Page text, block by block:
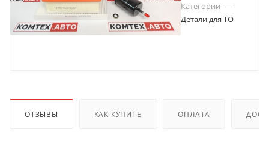
Категории —
Детали для ТО
ОТЗЫВЫ КАК КУПИТЬ ОПЛАТА